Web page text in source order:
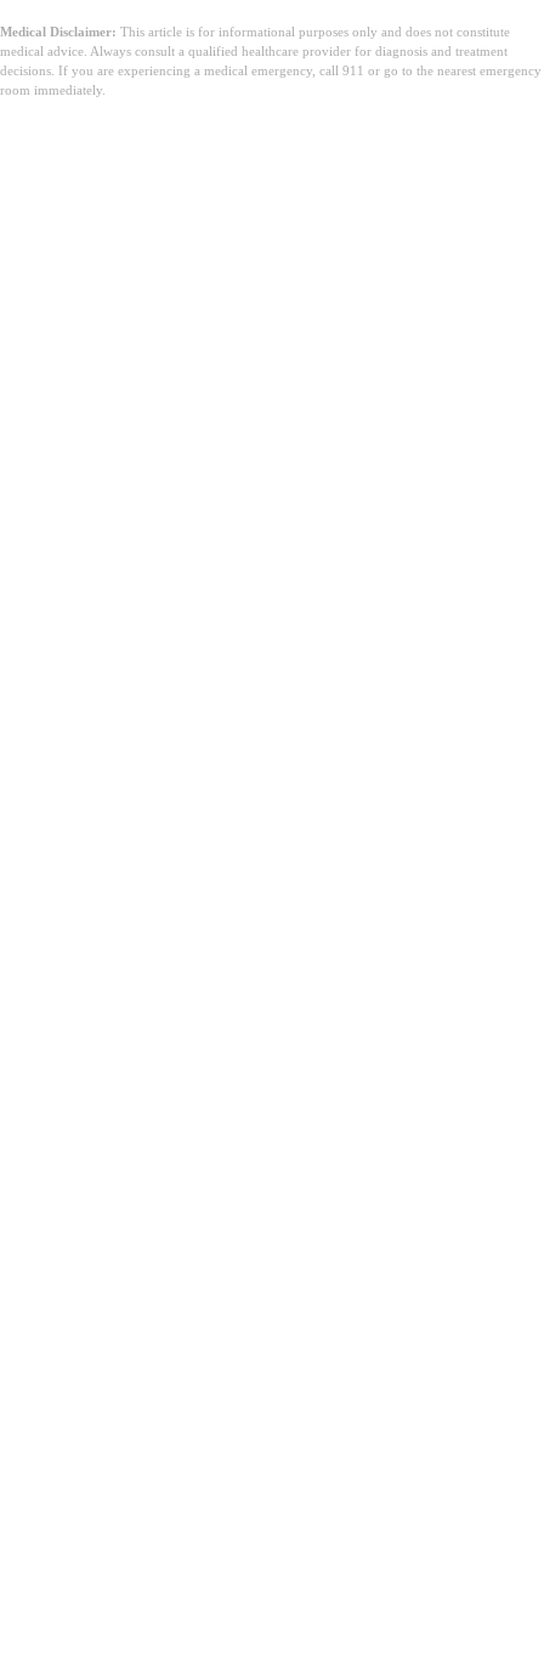
Medical Disclaimer: This article is for informational purposes only and does not constitute
medical advice. Always consult a qualified healthcare provider for diagnosis and treatment
decisions. If you are experiencing a medical emergency, call 911 or go to the nearest emergency
room immediately.